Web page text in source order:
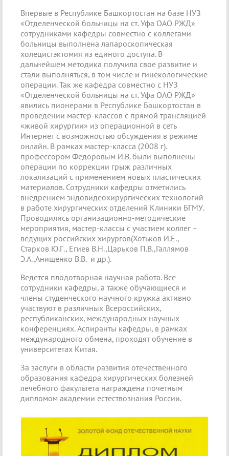
Впервые в Республике Башкортостан на базе НУЗ
«Отделенческой больницы на ст. Уфа ОАО РЖД»
сотрудниками кафедры совместно с коллегами
больницы выполнена лапароскопическая
холецистэктомия из единого доступа. В
дальнейшем методика получила свое развитие и
стали выполняться, в том числе и гинекологические
операции. Так же кафедра совместно с НУЗ
«Отделенческой больницы на ст. Уфа ОАО РЖД»
явились пионерами в Республике Башкортостан в
проведении мастер-классов с прямой трансляцией
«живой хирургии» из операционной в сеть
Интернет с возможностью обсуждения в режиме
онлайн. В рамках мастер-класса (2008 г).
профессором Федоровым И.В. были выполнены
операции по коррекции грыж различных
локализаций с применением новых пластических
материалов. Сотрудники кафедры отметились
внедрением эндовидеохирургических технологий
в работе хирургических отделений Клиники БГМУ.
Проводились организационно-методические
мероприятия, мастер-классы с участием коллег –
ведущих российских хирургов(Хотьков И.Е.,
Старков Ю.Г., Егиев В.Н.,Царьков П.В.,Галлямов
Э.А.,Анищенко В.В. и др.).
Ведется плодотворная научная работа. Все
сотрудники кафедры, а также обучающиеся и
члены студенческого научного кружка активно
участвуют в различных Всероссийских,
республиканских, международных научных
конференциях. Аспиранты кафедры, в рамках
международного обмена, проходят обучение в
университетах Китая.
За заслуги в области развития отечественного
образования кафедра хирургических болезней
лечебного факультета награждена почетным
дипломом академии естествознания России.